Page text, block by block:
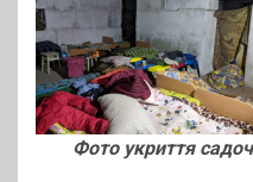
Фото укриття